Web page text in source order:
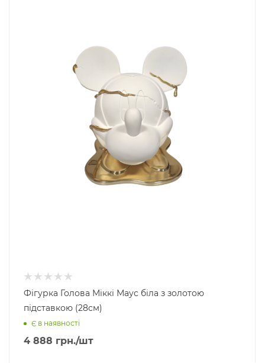
Фігурка Голова Міккі Маус біла з золотою
підставкою (28см)
Є в наявності
4 888 грн./шт